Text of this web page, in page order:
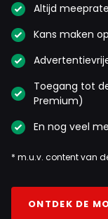
Altijd
Kans maken
Toegang tot
Premium)
En nog veel
* m.u.v. content van
ONTDEK DE